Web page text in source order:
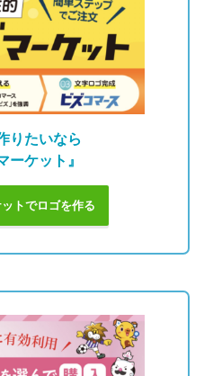
りたいなら
ーケット』
トでロゴを作る